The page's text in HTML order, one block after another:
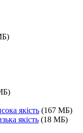
якість (167 МБ)
якість (18 МБ)